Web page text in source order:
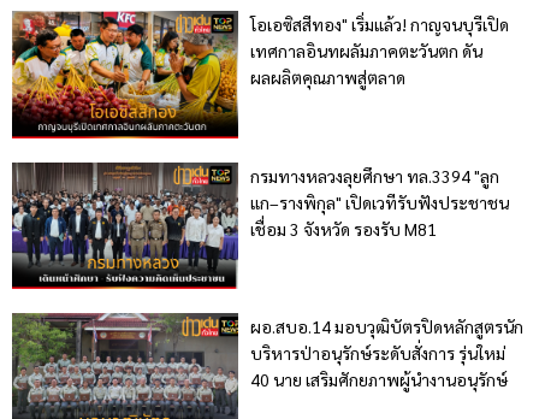
โอเอซิสสีทอง" เริ่มแล้ว! กาญจนบุรีเปิด
เทศกาลอินทผลัมภาคตะวันตก ดัน
ผลผลิตคุณภาพสู่ตลาด
กรมทางหลวงลุยศึกษา ทล.3394 "ลูก
แก–รางพิกุล" เปิดเวทีรับฟังประชาชน
เชื่อม 3 จังหวัด รองรับ M81
ผอ.สบอ.14 มอบวุฒิบัตรปิดหลักสูตรนัก
บริหารป่าอนุรักษ์ระดับสั่งการ รุ่นใหม่
40 นาย เสริมศักยภาพผู้นำงานอนุรักษ์